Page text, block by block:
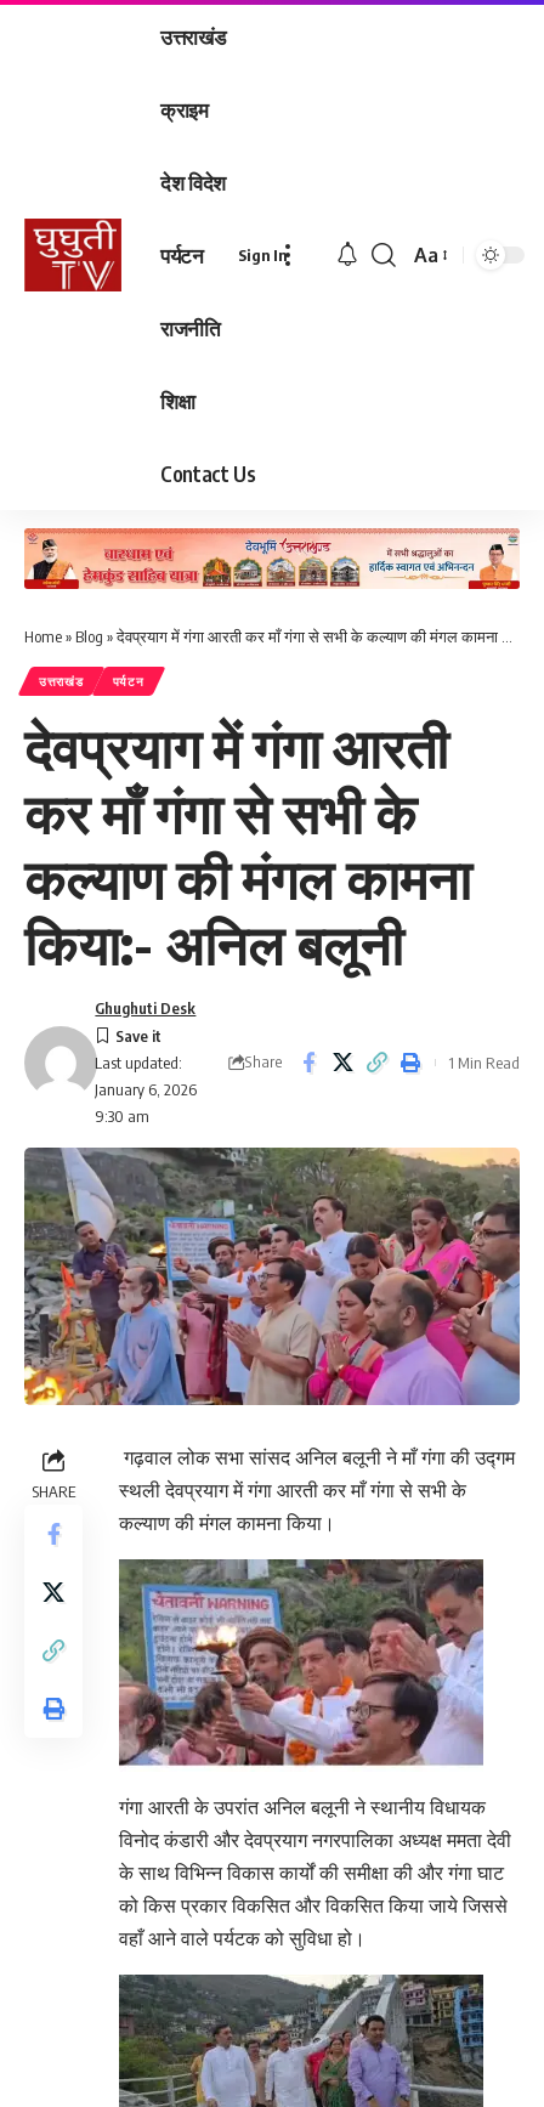
उत्तराखंड
क्राइम
देश विदेश
पर्यटन
राजनीति
शिक्षा
Contact Us
Sign In
Font
Aa
Home» Blog »देवप्रयाग में गंगा आरती कर माँ गंगा से सभी के कल्याण की मंगल कामना किया:- अनिल बलूनी
उत्तराखंड पर्यटन
देवप्रयाग में गंगा आरती
कर माँ गंगा से सभी के
कल्याण की मंगल कामना
किया:- अनिल बलूनी
Last updated:
January 6, 2026
9:30 am
Ghughuti Desk
Share 1 Min Read
SHARE
गढ़वाल लोक सभा सांसद अनिल बलूनी ने माँ गंगा की उद्गम
स्थली देवप्रयाग में गंगा आरती कर माँ गंगा से सभी के
कल्याण की मंगल कामना किया।
गंगा आरती के उपरांत अनिल बलूनी ने स्थानीय विधायक
विनोद कंडारी और देवप्रयाग नगरपालिका अध्यक्ष ममता देवी
के साथ विभिन्न विकास कार्यों की समीक्षा की और गंगा घाट
को किस प्रकार विकसित और विकसित किया जाये जिससे
वहाँ आने वाले पर्यटक को सुविधा हो।